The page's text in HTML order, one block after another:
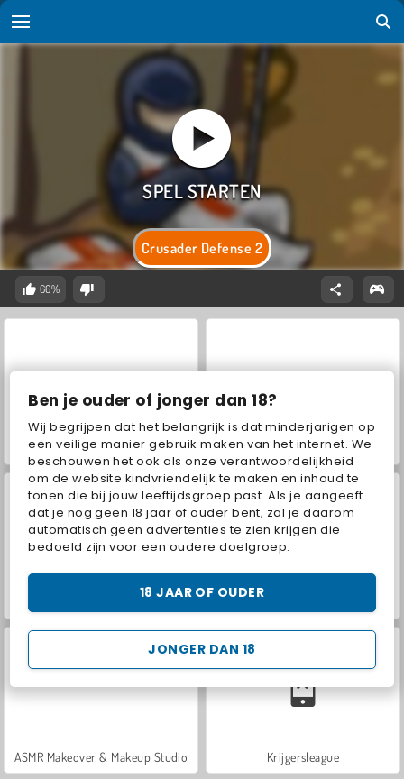
Ben je ouder of jonger dan 18?
Wij begrijpen dat het belangrijk is dat minderjarigen op
een veilige manier gebruik maken van het internet. We
beschouwen het ook als onze verantwoordelijkheid
om de website kindvriendelijk te maken en inhoud te
tonen die bij jouw leeftijdsgroep past. Als je aangeeft
dat je nog geen 18 jaar of ouder bent, zal je daarom
automatisch geen advertenties te zien krijgen die
bedoeld zijn voor een oudere doelgroep.
JONGER DAN 18
18 JAAR OF OUDER
Crusader Defense 2
66%
World War 2 Shooter Hidden Object: Street of Secrets
ASMR Makeover & Makeup Studio Krijgersleague